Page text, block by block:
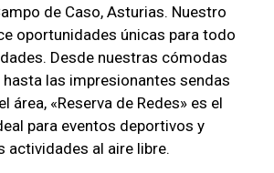
de Caso, Asturias. Nuestro
oportunidades únicas para todo
Desde nuestras cómodas
las impresionantes sendas
área, «Reserva de Redes» es el
para eventos deportivos y
actividades al aire libre.